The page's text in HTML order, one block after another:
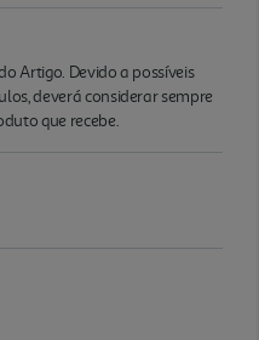
Artigo. Devido a possíveis
deverá considerar sempre
que recebe.